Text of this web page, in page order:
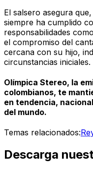
El salsero asegura
siempre ha cumplido
responsabilidades
el compromiso del
cercana con su hijo,
circunstancias iniciales.
Olímpica Stereo, la
colombianos, te
en tendencia,
del mundo.
Temas relacionados:
Descarga